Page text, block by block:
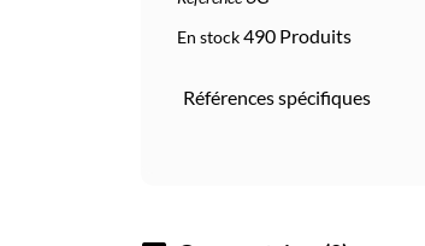
En stock490 Produits
Références spécifiques